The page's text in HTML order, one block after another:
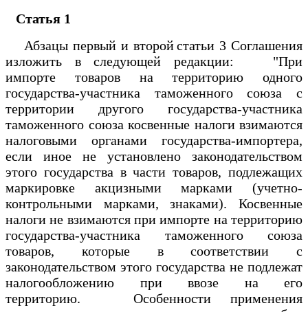
Статья 1
Абзацы первый и второй статьи 3 Соглашения
изложить в следующей редакции: "При
импорте товаров на территорию одного
государства-участника таможенного союза с
территории другого государства-участника
таможенного союза косвенные налоги взимаются
налоговыми органами государства-импортера,
если иное не установлено законодательством
этого государства в части товаров, подлежащих
маркировке акцизными марками (учетно-
контрольными марками, знаками). Косвенные
налоги не взимаются при импорте на территорию
государства-участника таможенного союза
товаров, которые в соответствии с
законодательством этого государства не подлежат
налогообложению при ввозе на его
территорию. Особенности применения